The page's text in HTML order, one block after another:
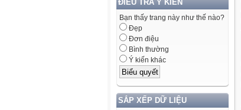
ĐIỀU TRA Ý KIẾN
Bạn thấy trang này như thế nào?
Đẹp
Đơn điệu
Bình thường
Ý kiến khác
SẮP XẾP DỮ LIỆU